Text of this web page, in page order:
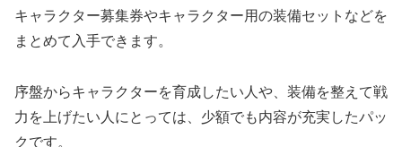
キャラクター募集券やキャラクター用の装備セットなどを
まとめて入手できます。
序盤からキャラクターを育成したい人や、装備を整えて戦
力を上げたい人にとっては、少額でも内容が充実したパッ
クです。